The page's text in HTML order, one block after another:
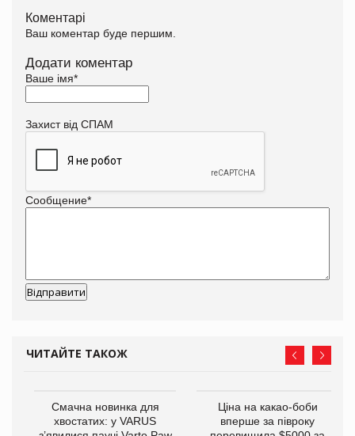
Коментарі
Ваш коментар буде першим.
Додати коментар
Ваше імя*
Захист від СПАМ
Сообщение*
ЧИТАЙТЕ ТАКОЖ
Смачна новинка для
хвостатих: у VARUS
Ціна на какао-боби
вперше за півроку